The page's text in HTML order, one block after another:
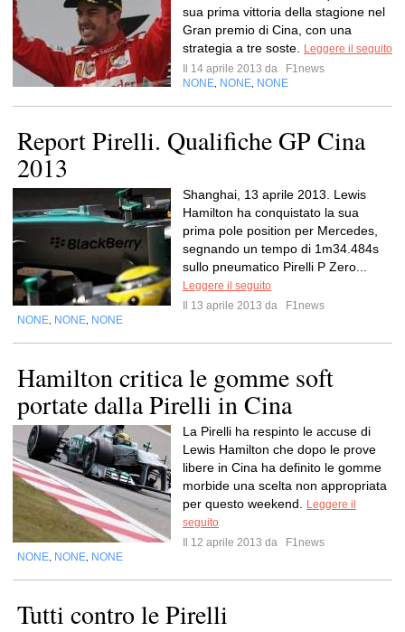
sua prima vittoria della stagione nel
Gran premio di Cina, con una
strategia a tre soste.
Leggere il seguito
Il 14 aprile 2013 da
F1news
NONE NONE NONE
Report Pirelli. Qualifiche GP Cina
2013
Shanghai, 13 aprile 2013. Lewis
Hamilton ha conquistato la sua
prima pole position per Mercedes,
segnando un tempo di 1m34.484s
sullo pneumatico Pirelli P Zero...
Leggere il seguito
Il 13 aprile 2013 da
F1news
NONE NONE NONE
Hamilton critica le gomme soft
portate dalla Pirelli in Cina
La Pirelli ha respinto le accuse di
Lewis Hamilton che dopo le prove
libere in Cina ha definito le gomme
morbide una scelta non appropriata
per questo weekend.
Leggere il
seguito
Il 12 aprile 2013 da
F1news
NONE NONE NONE
Tutti contro le Pirelli